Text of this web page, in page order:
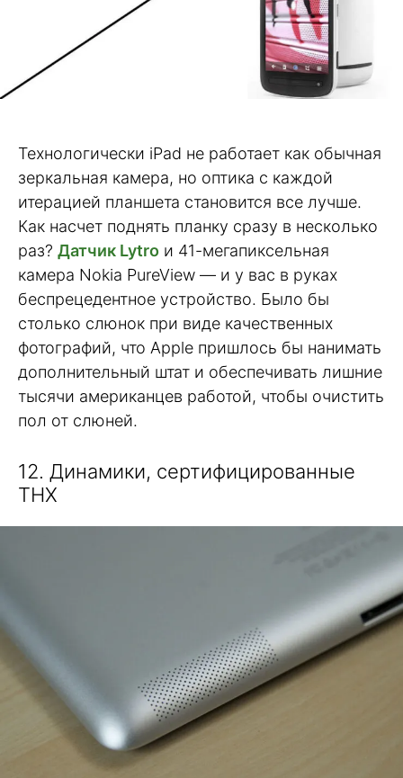
Технологически iPad не работает как обычная
зеркальная камера, но оптика с каждой
итерацией планшета становится все лучше.
Как насчет поднять планку сразу в несколько
раз? Датчик Lytro и 41-мегапиксельная
камера Nokia PureView — и у вас в руках
беспрецедентное устройство. Было бы
столько слюнок при виде качественных
фотографий, что Apple пришлось бы нанимать
дополнительный штат и обеспечивать лишние
тысячи американцев работой, чтобы очистить
пол от слюней.
12. Динамики, сертифицированные
THX